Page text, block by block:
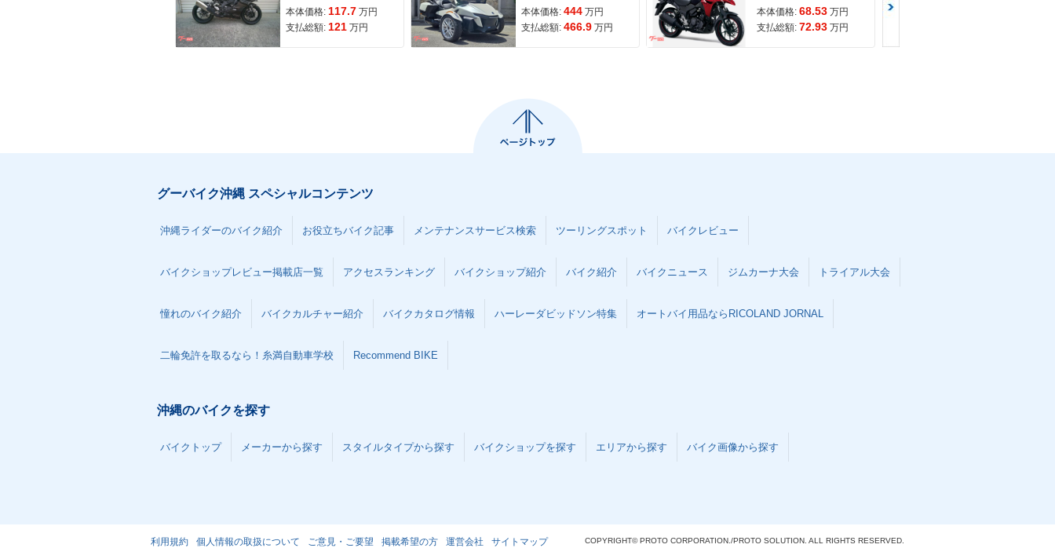
本体価格: 117.7 万円
支払総額: 121 万円
本体価格: 444 万円
支払総額: 466.9 万円
本体価格: 68.53 万円
支払総額: 72.93 万円
グーバイク沖縄 スペシャルコンテンツ
沖縄ライダーのバイク紹介 お役立ちバイク記事 メンテナンスサービス検索 ツーリングスポット バイクレビュー
バイクショップレビュー掲載店一覧 アクセスランキング バイクショップ紹介 バイク紹介 バイクニュース ジムカーナ大会 トライアル大会
憧れのバイク紹介 バイクカルチャー紹介 バイクカタログ情報 ハーレーダビッドソン特集 オートバイ用品ならRICOLAND JORNAL
二輪免許を取るなら！糸満自動車学校 Recommend BIKE
沖縄のバイクを探す
バイクトップ メーカーから探す スタイルタイプから探す バイクショップを探す エリアから探す バイク画像から探す
利用規約 個人情報の取扱について ご意見・ご要望 掲載希望の方 運営会社 サイトマップ COPYRIGHT© PROTO CORPORATION./PROTO SOLUTION. ALL RIGHTS RESERVED.